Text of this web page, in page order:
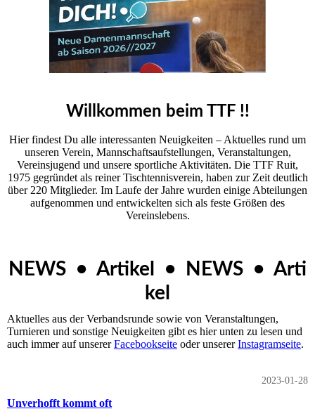
Willkommen beim TTF !!
Hier findest Du alle interessanten Neuigkeiten – Aktuelles rund um
unseren Ver­ein, Mannschaftsaufstellungen, Veranstaltungen,
Vereinsjugend und unsere sportliche Aktivitäten. Die TTF Ruit,
1975 gegründet als reiner Tischtennisverein, haben zur Zeit deutlich
über 220 Mitglieder. Im Laufe der Jahre wurden einige Abteilungen
aufgenommen und entwickelten sich als feste Größen des
Vereinslebens.
NEWS • Artikel • NEWS • Arti
kel
Aktuelles aus der Verbandsrunde sowie von Veranstaltungen,
Turnieren und sonstige Neuigkeiten gibt es hier unten zu lesen und
auch immer auf unsererFacebookseite oder unsererInstagramseite.
2023-01-28
Unverhofft kommt oft